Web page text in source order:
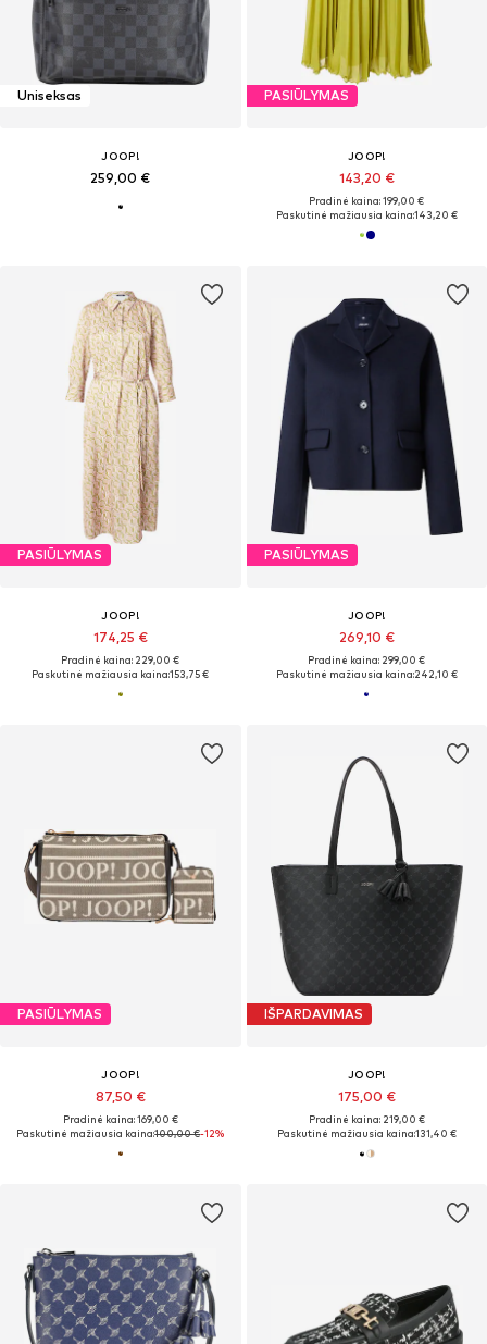
Uniseksas
JOOP!
259,00 €
PASIŪLYMAS
JOOP!
143,20 €
Pradinė kaina: 199,00 €
Paskutinė mažiausia kaina:143,20 €
PASIŪLYMAS
JOOP!
174,25 €
Pradinė kaina: 229,00 €
Paskutinė mažiausia kaina:153,75 €
PASIŪLYMAS
JOOP!
269,10 €
Pradinė kaina: 299,00 €
Paskutinė mažiausia kaina:242,10 €
PASIŪLYMAS
JOOP!
87,50 €
Pradinė kaina: 169,00 €
Paskutinė mažiausia kaina:100,00 €-12%
IŠPARDAVIMAS
JOOP!
175,00 €
Pradinė kaina: 219,00 €
Paskutinė mažiausia kaina:131,40 €